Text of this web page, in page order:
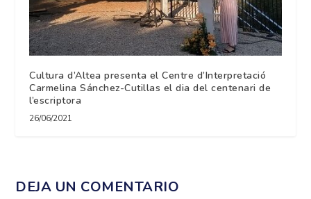
Cultura d’Altea presenta el Centre d’Interpretació
Carmelina Sánchez-Cutillas el dia del centenari de
l’escriptora
26/06/2021
DEJA UN COMENTARIO